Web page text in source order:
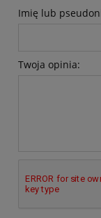
Imię lub
Twoja opinia: